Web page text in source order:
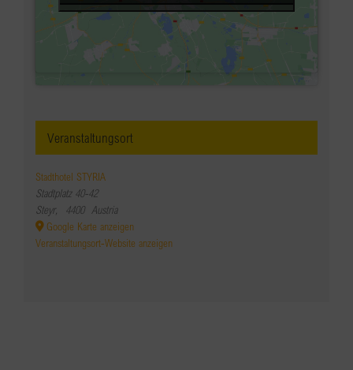
Veranstaltungsort
Stadthotel STYRIA
Stadtplatz 40-42
Steyr, 4400 Austria
Google Karte anzeigen
Veranstaltungsort-Website anzeigen